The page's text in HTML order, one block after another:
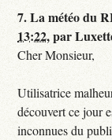
7.La météo du
13:22,par
Cher Monsieur,
Utilisatrice
découvert ce jour
inconnues du